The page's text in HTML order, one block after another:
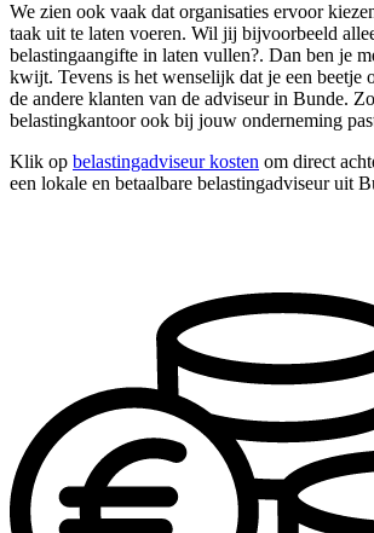
We zien ook vaak dat organisaties ervoor
taak uit te laten voeren. Wil jij bijvoorbeeld
belastingaangifte in laten vullen?. Dan ben je
kwijt. Tevens is het wenselijk dat je een beetje
de andere klanten van de adviseur in Bunde.
belastingkantoor ook bij jouw onderneming
Klik op belastingadviseur kosten om direct
een lokale en betaalbare belastingadviseur uit